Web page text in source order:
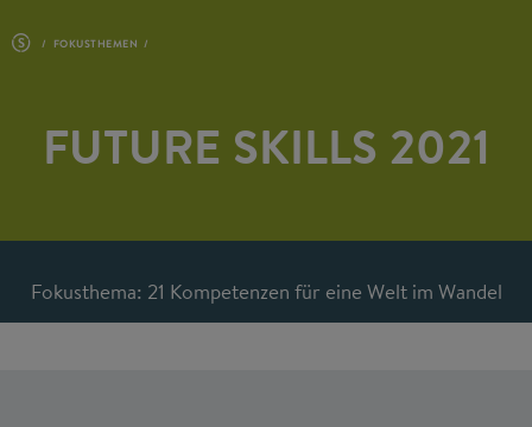
FOKUSTHEMEN
FUTURE SKILLS 2021
Fokusthema: 21 Kompetenzen für eine Welt im Wandel